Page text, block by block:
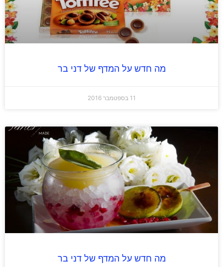
מה חדש על המדף של דני בר
11 בספטמבר 2016
מה חדש על המדף של דני בר